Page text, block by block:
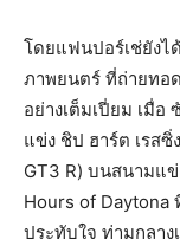
โดยแฟนปอร์เช่ยังไ
ภาพยนตร์ ที่ถ่ายทอ
อย่างเต็มเปี่ยม เมื่อ
แข่ง ชิป ฮาร์ต เรสซิ่
GT3 R) บนสนามแ
Hours of Daytona
ประทับใจ ท่ามกลาง